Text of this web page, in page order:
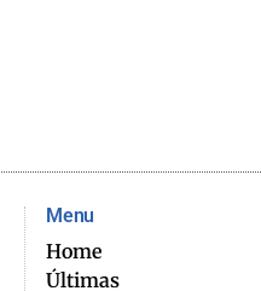
Menu
Home
Últimas